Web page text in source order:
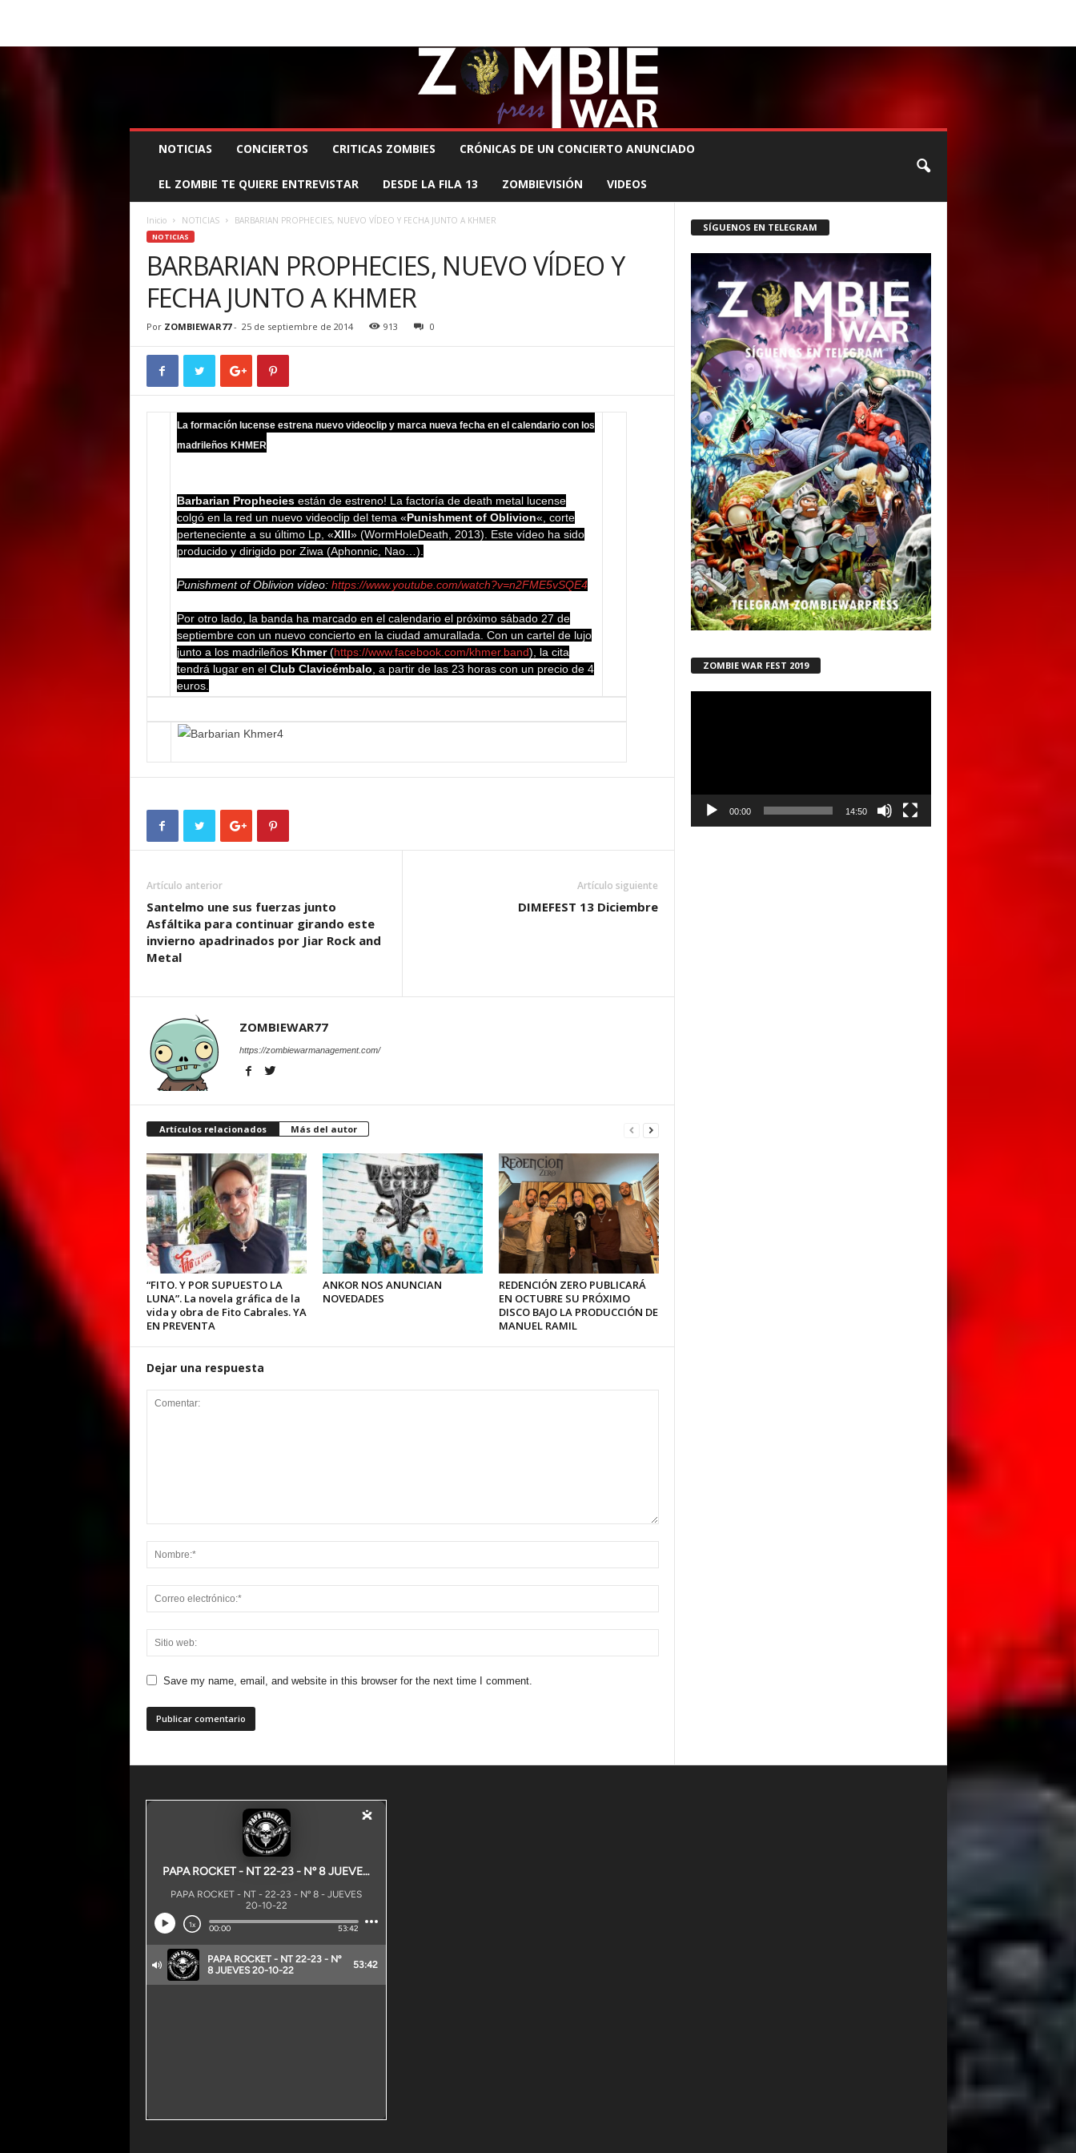
I
NOTICIAS CONCIERTOS CRITICAS ZOMBIES CRÓNICAS DE UN CONCIERTO ANUNCIADO
EL ZOMBIE TE QUIERE ENTREVISTAR DESDE LA FILA 13 ZOMBIEVISIÓN VIDEOS
Inicio NOTICIAS BARBARIAN PROPHECIES, NUEVO VÍDEO Y FECHA JUNTO A KHMER
NOTICIAS
BARBARIAN PROPHECIES, NUEVO VÍDEO Y
FECHA JUNTO A KHMER
Por ZOMBIEWAR77- 25 de septiembre de 2014 913 0
La formación lucense estrena nuevo videoclip y marca nueva fecha en el calendario con los
madrileños KHMER
Barbarian Propheciesestán de estreno! La factoría de death metal lucense
colgó en la red un nuevo videoclip del tema «Punishment of Oblivion«, corte
perteneciente a su último Lp, «XIII» (WormHoleDeath, 2013). Este vídeo ha sido
producido y dirigido por Ziwa (Aphonnic, Nao…).
Punishment of Oblivion vídeo: https://www.youtube.com/watch?v=n2FME5vSQE4
Por otro lado, la banda ha marcado en el calendario el próximo sábado 27 de
septiembre con un nuevo concierto en la ciudad amurallada. Con un cartel de lujo
junto a los madrileños Khmer(https://www.facebook.com/khmer.band), la cita
tendrá lugar en el Club Clavicémbalo , a partir de las 23 horas con un precio de 4
euros.
Artículo anterior
Santelmo une sus fuerzas junto
Asfáltika para continuar girando este
invierno apadrinados por Jiar Rock and
Metal
Artículo siguiente
DIMEFEST 13 Diciembre
ZOMBIEWAR77
https://zombiewarmanagement.com/
Artículos relacionados Más del autor
“FITO. Y POR SUPUESTO LA
LUNA”. La novela gráfica de la
vida y obra de Fito Cabrales. YA
EN PREVENTA
ANKOR NOS ANUNCIAN
NOVEDADES
REDENCIÓN ZERO PUBLICARÁ
EN OCTUBRE SU PRÓXIMO
DISCO BAJO LA PRODUCCIÓN DE
MANUEL RAMIL
Dejar una respuesta
Save my name, email, and website in this browser for the next time I comment.
SÍGUENOS EN TELEGRAM
ZOMBIE WAR FEST 2019
00:00 14:50